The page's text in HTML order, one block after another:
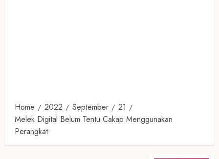
Home 2022 September
21
Melek Digital Belum Tentu Cakap Menggunakan
Perangkat